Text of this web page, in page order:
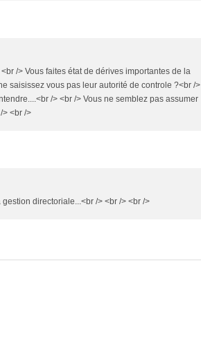
/> Vous faites état de dérives importantes de la
saisissez vous pas leur autorité de controle ?<br />
/> <br /> Vous ne semblez pas assumer
> <br />
directoriale...<br /> <br /> <br />